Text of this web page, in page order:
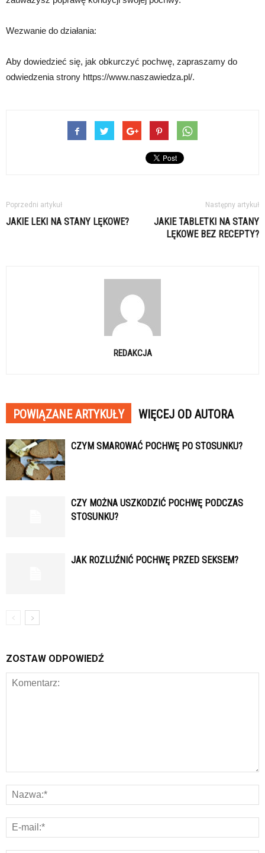
Wezwanie do działania:
Aby dowiedzieć się, jak obkurczyć pochwę, zapraszamy do
odwiedzenia strony https://www.naszawiedza.pl/.
Poprzedni artykuł
JAKIE LEKI NA STANY LĘKOWE?
Następny artykuł
JAKIE TABLETKI NA STANY
LĘKOWE BEZ RECEPTY?
REDAKCJA
POWIĄZANE ARTYKUŁY WIĘCEJ OD AUTORA
CZYM SMAROWAĆ POCHWĘ PO STOSUNKU?
CZY MOŻNA USZKODZIĆ POCHWĘ PODCZAS
STOSUNKU?
JAK ROZLUŹNIĆ POCHWĘ PRZED SEKSEM?
ZOSTAW ODPOWIEDŹ